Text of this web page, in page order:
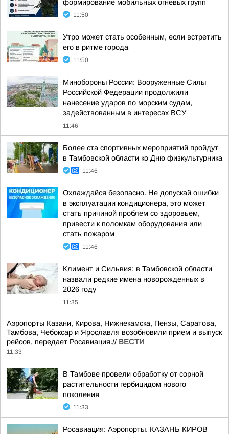
формирование мобильных огневых групп
11:50
Утро может стать особенным, если встретить
его в ритме города
11:50
Минобороны России: Вооруженные Силы
Российской Федерации продолжили
нанесение ударов по морским судам,
задействованным в интересах ВСУ
11:46
Более ста спортивных мероприятий пройдут
в Тамбовской области ко Дню физкультурника
11:46
Охлаждайся безопасно. Не допускай ошибки
в эксплуатации кондиционера, это может
стать причиной проблем со здоровьем,
привести к поломкам оборудования или
стать пожаром
11:46
Климент и Сильвия: в Тамбовской области
назвали редкие имена новорожденных в
2026 году
11:35
Аэропорты Казани, Кирова, Нижнекамска, Пензы, Саратова,
Тамбова, Чебоксар и Ярославля возобновили прием и выпуск
рейсов, передает Росавиация.// ВЕСТИ
11:33
В Тамбове провели обработку от сорной
растительности гербицидом нового
поколения
11:33
Росавиация: Аэропорты. КАЗАНЬ КИРОВ